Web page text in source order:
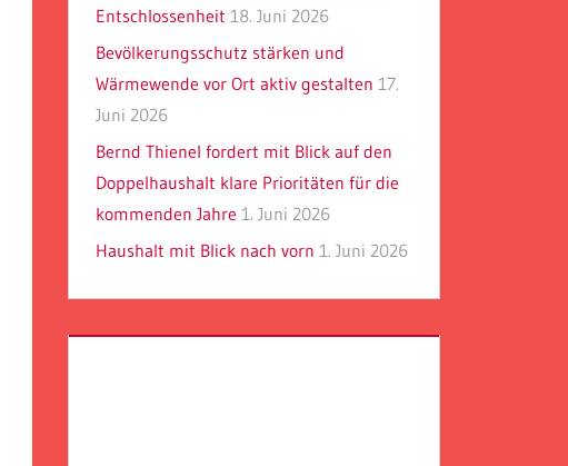
Entschlossenheit 18. Juni 2026
Bevölkerungsschutz stärken und
Wärmewende vor Ort aktiv gestalten 17.
Juni 2026
Bernd Thienel fordert mit Blick auf den
Doppelhaushalt klare Prioritäten für die
kommenden Jahre 1. Juni 2026
Haushalt mit Blick nach vorn 1. Juni 2026